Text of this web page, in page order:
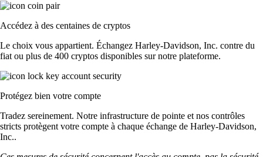
Accédez à des centaines de cryptos
Le choix vous appartient. Échangez Harley-Davidson, Inc. contre du
fiat ou plus de 400 cryptos disponibles sur notre plateforme.
Protégez bien votre compte
Tradez sereinement. Notre infrastructure de pointe et nos contrôles
stricts protègent votre compte à chaque échange de Harley-Davidson,
Inc..